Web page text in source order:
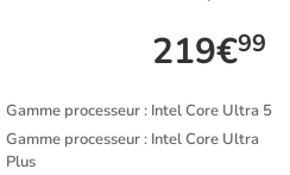
219€99
Gamme processeur : Intel Core Ultra 5
Gamme processeur : Intel Core Ultra
Plus